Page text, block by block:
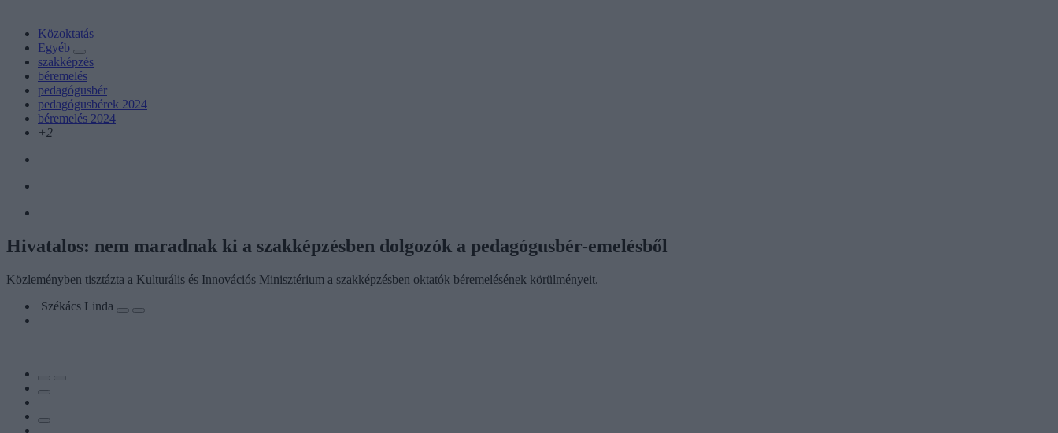
Közoktatás
Egyéb
szakképzés
béremelés
pedagógusbér
pedagógusbérek 2024
béremelés 2024
+2
Hivatalos: nem maradnak ki a szakképzésben dolgozók a pedagógusbér-emelésből
Közleményben tisztázta a Kulturális és Innovációs Minisztérium a szakképzésben oktatók béremelésének körülményeit.
Székács Linda